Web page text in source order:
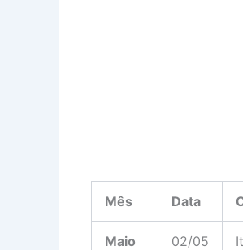
Mês Data
Maio 02/05